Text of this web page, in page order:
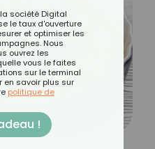
société Digital
le taux d'ouverture
et optimiser les
Nous
ouvrez les
vous le faites
sur le terminal
en savoir plus sur
politique de
!